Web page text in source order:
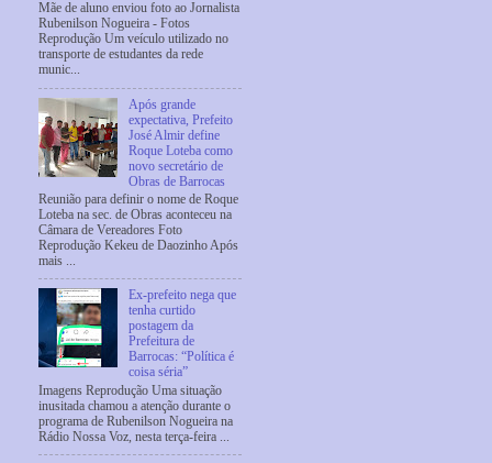
Mãe de aluno enviou foto ao Jornalista
Rubenilson Nogueira - Fotos
Reprodução Um veículo utilizado no
transporte de estudantes da rede
munic...
Após grande
expectativa, Prefeito
José Almir define
Roque Loteba como
novo secretário de
Obras de Barrocas
Reunião para definir o nome de Roque
Loteba na sec. de Obras aconteceu na
Câmara de Vereadores Foto
Reprodução Kekeu de Daozinho Após
mais ...
Ex-prefeito nega que
tenha curtido
postagem da
Prefeitura de
Barrocas: “Política é
coisa séria”
Imagens Reprodução Uma situação
inusitada chamou a atenção durante o
programa de Rubenilson Nogueira na
Rádio Nossa Voz, nesta terça-feira ...